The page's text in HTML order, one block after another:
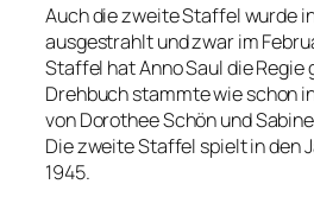
Auch die zweite Staffel wurde
ausgestrahlt und zwar im
Staffel hat Anno Saul die Regie
Drehbuch stammte wie schon
von Dorothee Schön und
Die zweite Staffel spielt in den
1945.